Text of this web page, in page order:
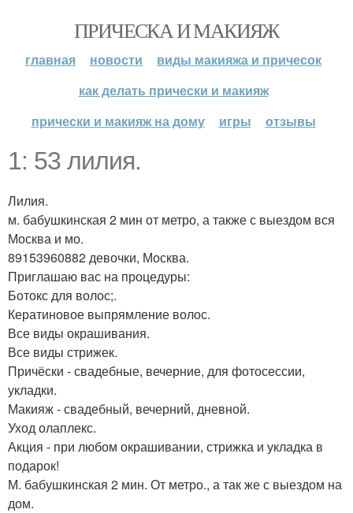
ПРИЧЕСКА И МАКИЯЖ
главная новости
виды макияжа и причесок
как делать прически и макияж
прически и макияж на дому
игры отзывы
1: 53 лилия.
Лилия.
м. бабушкинская 2 мин от метро, а также с выездом вся
Москва и мо.
89153960882 девочки, Москва.
Приглашаю вас на процедуры:
Ботокс для волос;.
Кератиновое выпрямление волос.
Все виды окрашивания.
Все виды стрижек.
Причёски - свадебные, вечерние, для фотосессии,
укладки.
Макияж - свадебный, вечерний, дневной.
Уход олаплекс.
Акция - при любом окрашивании, стрижка и укладка в
подарок!
М. бабушкинская 2 мин. От метро., а так же с выездом на
дом.